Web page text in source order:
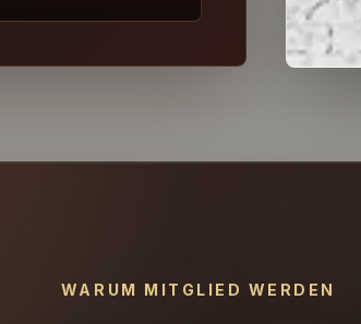
WARUM MITGLIED WERDEN